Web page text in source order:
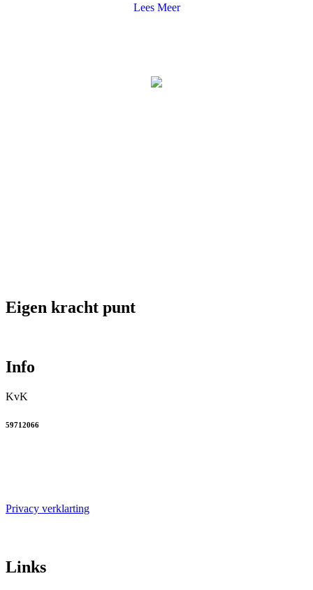
Lees Meer
Eigen kracht punt
Info
KvK
59712066
Privacy verklarting
Links